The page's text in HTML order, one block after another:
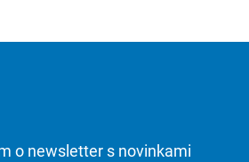
o newsletter s novinkami